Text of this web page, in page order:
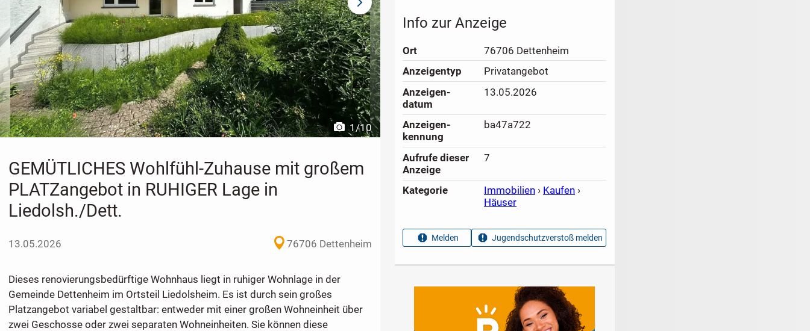
vorheriges Bild
1/10
nächstes Bild
GEMÜTLICHES Wohlfühl-Zuhause mit großem
PLATZangebot in RUHIGER Lage in
Liedolsh./Dett.
13.05.2026 76706 Dettenheim
Dieses renovierungsbedürftige Wohnhaus liegt in ruhiger Wohnlage in der
Gemeinde Dettenheim im Ortsteil Liedolsheim. Es ist durch sein großes
Platzangebot variabel gestaltbar: entweder mit einer großen Wohneinheit über
zwei Geschosse oder zwei separaten Wohneinheiten. Sie können diese
Info zur Anzeige
Ort
76706 Dettenheim
Anzeigen­typ
Privatangebot
Anzeigen­
datum
13.05.2026
Anzeigen­
kennung
ba47a722
Aufrufe dieser
Anzeige
7
Kategorie Immobilien › Kaufen ›
Häuser
Melden Jugendschutzverstoß melden